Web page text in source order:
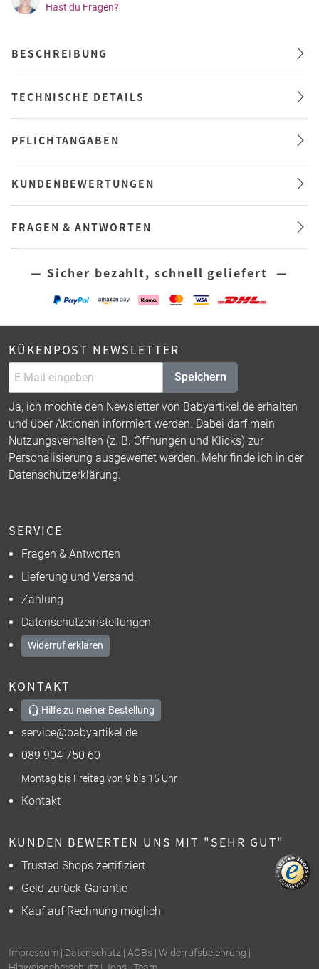
Hast du Fragen?
BESCHREIBUNG
TECHNISCHE DETAILS
PFLICHTANGABEN
KUNDENBEWERTUNGEN
FRAGEN & ANTWORTEN
— Sicher bezahlt, schnell geliefert —
KÜKENPOST NEWSLETTER
Speichern
Ja, ich möchte den Newsletter von Babyartikel.de erhalten
und über Aktionen informiert werden. Dabei darf mein
Nutzungsverhalten (z. B. Öffnungen und Klicks) zur
Personalisierung ausgewertet werden. Mehr finde ich in der
Datenschutzerklärung.
SERVICE
Fragen & Antworten
Lieferung und Versand
Zahlung
Datenschutzeinstellungen
Widerruf erklären
KONTAKT
Hilfe zu meiner Bestellung
service@babyartikel.de
089 904 750 60
Montag bis Freitag von 9 bis 15 Uhr
Kontakt
KUNDEN BEWERTEN UNS MIT "SEHR GUT"
Trusted Shops zertifiziert
Geld-zurück-Garantie
Kauf auf Rechnung möglich
Impressum | Datenschutz | AGBs | Widerrufsbelehrung |